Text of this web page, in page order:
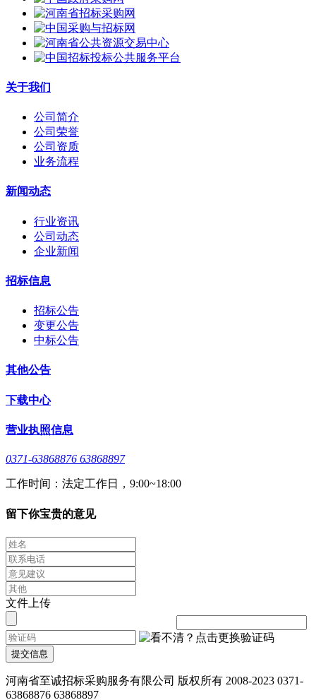
关于我们
公司简介
公司荣誉
公司资质
业务流程
新闻动态
行业资讯
公司动态
企业新闻
招标信息
招标公告
变更公告
中标公告
其他公告
下载中心
营业执照信息
0371-63868876 63868897
工作时间：法定工作日，9:00~18:00
留下你宝贵的意见
文件上传
提交信息
河南省至诚招标采购服务有限公司 版权所有 2008-2023 0371-
63868876 63868897